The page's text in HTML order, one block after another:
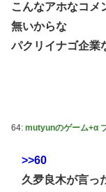
こんなアホなコメ
無いからな
パクリイナゴ企業
64: mutyunのゲーム+α
>>60
久夛良木が言っ